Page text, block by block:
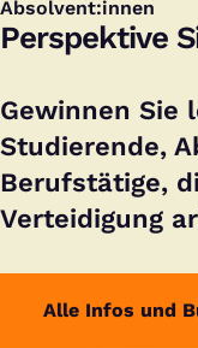
Absolvent:innen
Perspektive
Gewinnen Sie
Studierende,
Berufstätige,
Verteidigung
Alle Infos und